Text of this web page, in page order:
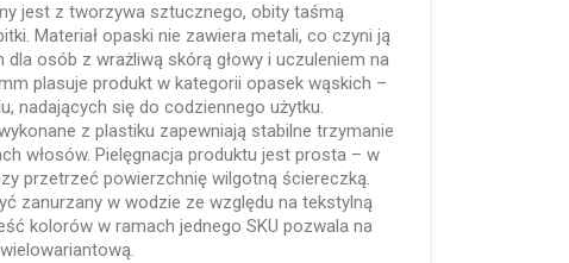
jest z tworzywa sztucznego, obity taśmą
Materiał opaski nie zawiera metali, co czyni ją
osób z wrażliwą skórą głowy i uczuleniem na
plasuje produkt w kategorii opasek wąskich –
nadających się do codziennego użytku.
z plastiku zapewniają stabilne trzymanie
włosów. Pielęgnacja produktu jest prosta – w
przetrzeć powierzchnię wilgotną ściereczką.
zanurzany w wodzie ze względu na tekstylną
kolorów w ramach jednego SKU pozwala na